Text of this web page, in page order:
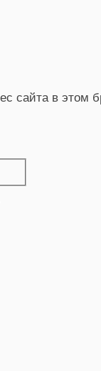
сайта в этом